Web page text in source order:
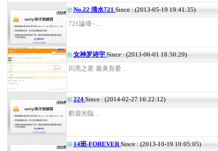
No.22 清水721 Since : (2013-05-19 19:41:35)
721論壇~ ...
女神罗诗宇 Since : (2013-06-01 18:50:29)
闪亮之星·最美吾爱 ...
224 Since : (2014-02-27 16:22:12)
歡迎光臨 ...
14班-FOREVERSince : (2013-10-19 10:05:05)